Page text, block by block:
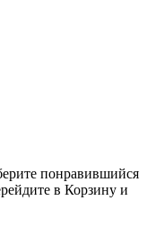
понравившийся
в Корзину и